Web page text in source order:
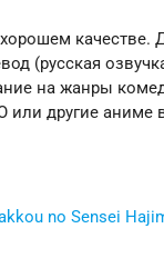
качестве.
(русская
на жанры
или другие аниме
no Sensei